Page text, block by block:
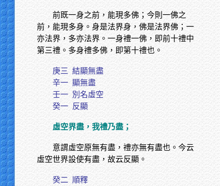
前既一身之前，能現多佛；今則一佛之
前，能現多身。身是法界身，佛是法界佛；一
亦法界，多亦法界。一身禮一佛，即前十禮中
第三禮。多身禮多佛，即第十禮也。
庚三 結顯無盡
辛一 顯無盡
壬一 別名虛空
癸一 反顯
虛空界盡，我禮乃盡；
意謂虛空原無有盡，禮亦無有盡也。今云
虛空世界設使有盡，故云反顯。
癸二 順釋